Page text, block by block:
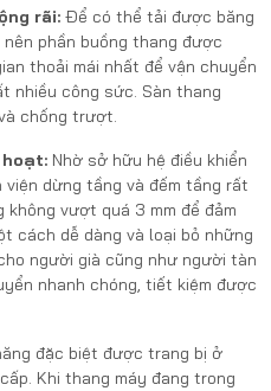
rãi: Để có thể tải được băng
phần buồng thang được
thoải mái nhất để vận chuyển
nhiều công sức. Sàn thang
chống trượt.
hoạt: Nhờ sở hữu hệ điều khiển
dừng tầng và đếm tầng rất
không vượt quá 3 mm để đảm
cách dễ dàng và loại bỏ những
người già cũng như người tàn
nhanh chóng, tiết kiệm được
đặc biệt được trang bị ở
Khi thang máy đang trong